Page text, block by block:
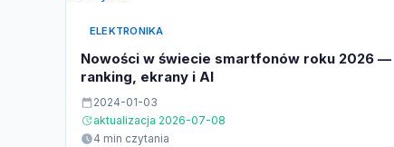
ELEKTRONIKA
Nowości w świecie smartfonów roku 2026 —
ranking, ekrany i AI
2024-01-03
aktualizacja 2026-07-08
4 min czytania